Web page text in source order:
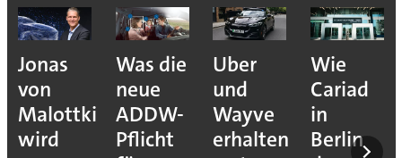
Jonas
von
Malottki
wird
Was die
neue
ADDW-
Pflicht
Uber
und
Wayve
erhalten
Wie
Cariad
in
Berlin